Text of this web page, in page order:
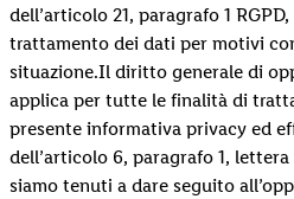
dell’articolo 21, paragrafo 1
trattamento dei dati per motivi
situazione.Il diritto generale di
applica per tutte le finalità di
presente informativa privacy ed
dell’articolo 6, paragrafo 1, lettera
siamo tenuti a dare seguito